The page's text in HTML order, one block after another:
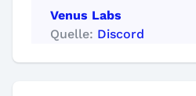
Venus Labs
Quelle: Discord